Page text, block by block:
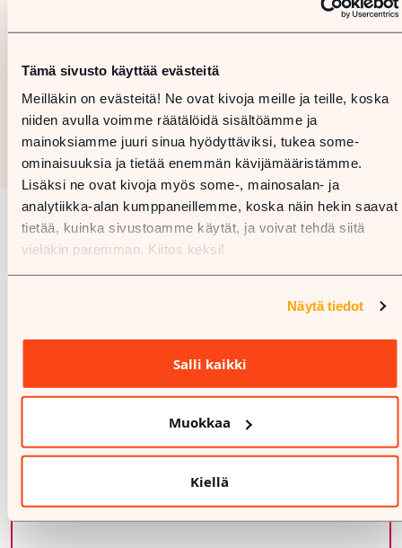
Tämä sivusto käyttää evästeitä
Meilläkin on evästeitä! Ne ovat kivoja meille ja teille, koska
niiden avulla voimme räätälöidä sisältöämme ja
mainoksiamme juuri sinua hyödyttäviksi, tukea some-
ominaisuuksia ja tietää enemmän kävijämääristämme.
Lisäksi ne ovat kivoja myös some-, mainosalan- ja
analytiikka-alan kumppaneillemme, koska näin hekin saavat
tietää, kuinka sivustoamme käytät, ja voivat tehdä siitä
vieläkin paremman. Kiitos keksi!
Näytä tiedot
Salli kaikki
Muokkaa
Kiellä
Besök oss i någon av våra butiker eller på
annat toppar och t-shirts, byxor och
stickat!
Karta